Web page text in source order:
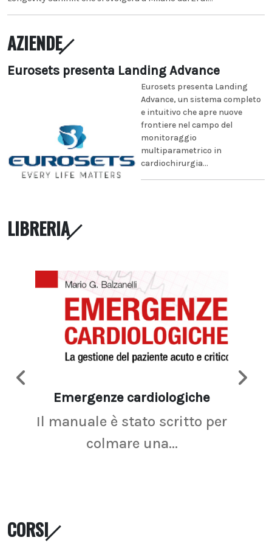
AZIENDE
Eurosets presenta Landing Advance
Eurosets presenta Landing
Advance, un sistema completo
e intuitivo che apre nuove
frontiere nel campo del
monitoraggio
multiparametrico in
cardiochirurgia...
LIBRERIA
Emergenze cardiologiche
Il manuale è stato scritto per
colmare una...
CORSI